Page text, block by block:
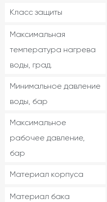
Класс защиты
Максимальная
температура нагрева
воды, град.
Минимальное давление
воды, бар
Максимальное
рабочее давление,
бар
Материал корпуса
Материал бака